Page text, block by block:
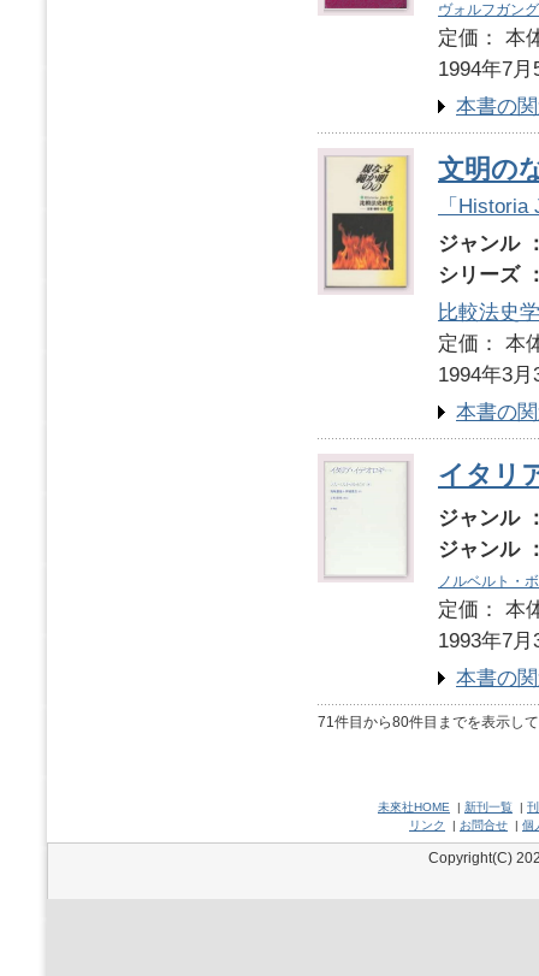
ヴォルフガン
定価：
1994年7月
本書の
文明の
「
ジャンル
シリーズ
比較法史
定価：
1994年3月
本書の
イタリ
ジャンル
ジャンル
ノルベルト・
定価：
1993年7月
本書の
71件目から80件目までを表示し
未來社HOME | 新刊一覧 |
リンク
| お問合せ | 個
Copyright(C)